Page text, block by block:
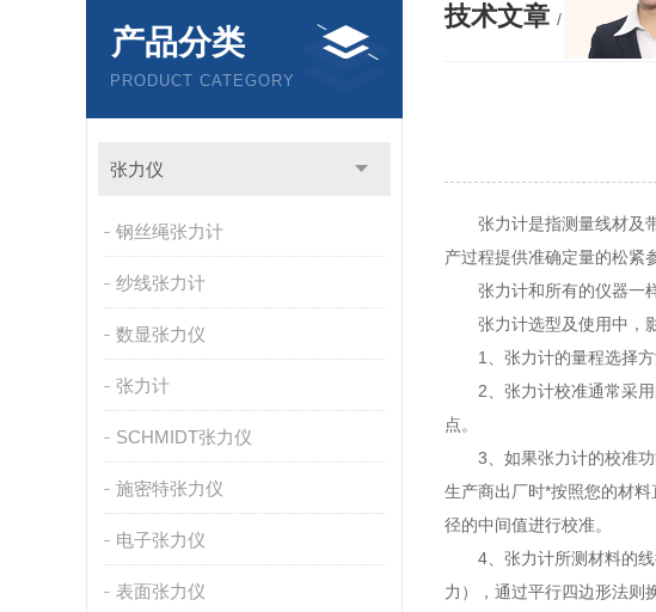
产品分类
PRODUCT CATEGORY
张力仪
钢丝绳张力计
纱线张力计
数显张力仪
张力计
SCHMIDT张力仪
施密特张力仪
电子张力仪
表面张力仪
技术文章 / ARTICLE
张力计是指测量线材及带
产过程提供准确定量的松紧
张力计和所有的仪器一样
张力计选型及使用中，影
1、张力计的量程选择方
2、张力计校准通常采用
点。
3、如果张力计的校准功
生产商出厂时*按照您的材
径的中间值进行校准。
4、张力计所测材料的线
力），通过平行四边形法则